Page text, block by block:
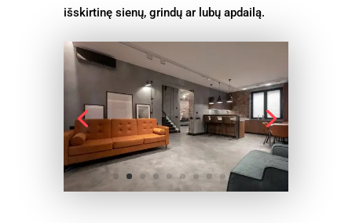
išskirtinę sienų, grindų ar lubų apdailą.